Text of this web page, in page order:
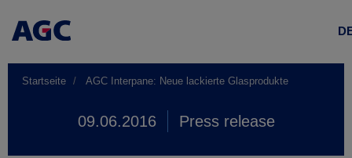
Startseite AGC Interpane: Neue lackierte Glasprodukte
09.06.2016 Press release